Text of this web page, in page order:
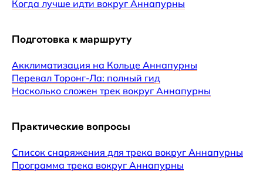
Когда лучше идти вокруг Аннапурны
Подготовка к маршруту
Акклиматизация на Кольце Аннапурны
Перевал Торонг-Ла: полный гид
Насколько сложен трек вокруг Аннапурны
Практические вопросы
Список снаряжения для трека вокруг Аннапурны
Программа трека вокруг Аннапурны